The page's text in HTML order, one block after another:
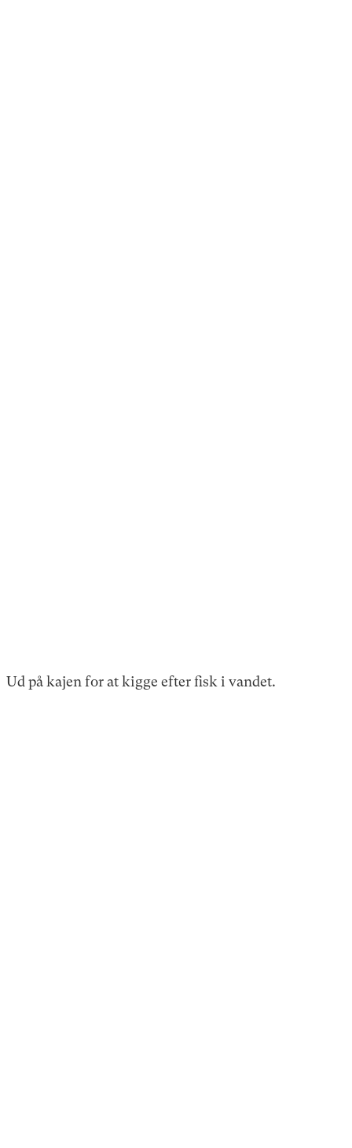
Ud på kajen for at kigge efter fisk i vandet.